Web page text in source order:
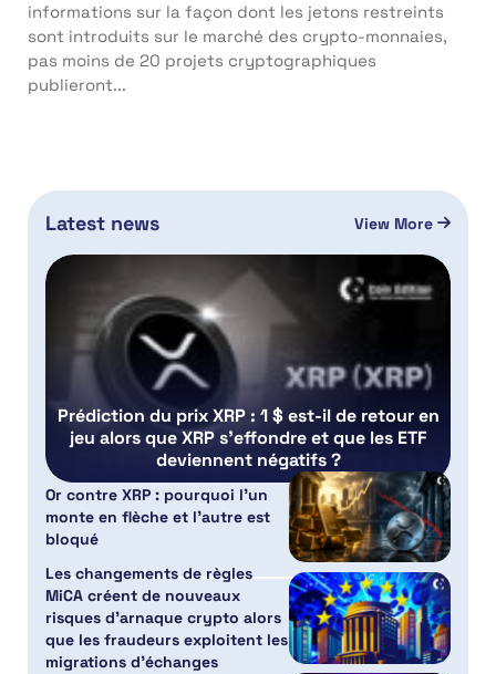
informations sur la façon dont les jetons restreints
sont introduits sur le marché des crypto-monnaies,
pas moins de 20 projets cryptographiques
publieront...
Latest news View More
Prédiction du prix XRP : 1 $ est-il de retour en
jeu alors que XRP s’effondre et que les ETF
deviennent négatifs ?
Or contre XRP : pourquoi l’un
monte en flèche et l’autre est
bloqué
Les changements de règles
MiCA créent de nouveaux
risques d’arnaque crypto alors
que les fraudeurs exploitent les
migrations d’échanges